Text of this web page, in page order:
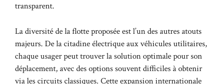
transparent.
La diversité de la flotte proposée est l’un des autres atouts
majeurs. De la citadine électrique aux véhicules utilitaires,
chaque usager peut trouver la solution optimale pour son
déplacement, avec des options souvent difficiles à obtenir
via les circuits classiques. Cette expansion internationale